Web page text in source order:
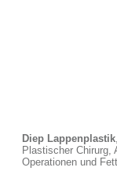
Diep Lappenplastik,
Plastischer Chirurg,
Operationen und